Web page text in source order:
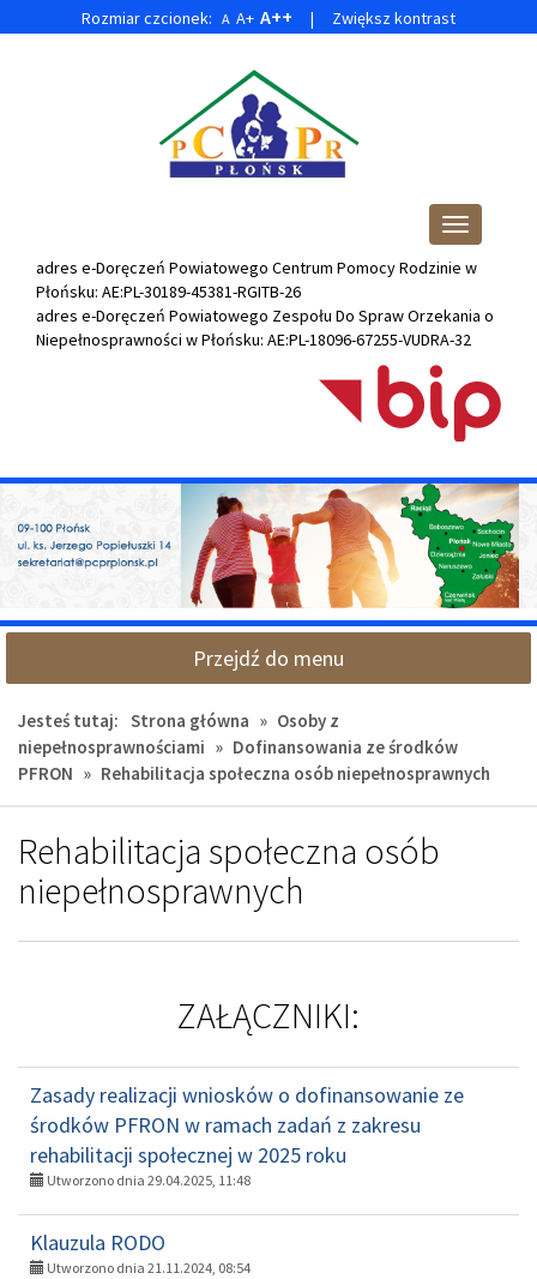
Rozmiar czcionek: A A+ A++ | Zwiększ kontrast
Przełącz
nawigację
adres e-Doręczeń Powiatowego Centrum Pomocy Rodzinie w
Płońsku: AE:PL-30189-45381-RGITB-26
adres e-Doręczeń Powiatowego Zespołu Do Spraw Orzekania o
Niepełnosprawności w Płońsku: AE:PL-18096-67255-VUDRA-32
Przejdź do menu
Jesteś tutaj: Strona główna » Osoby z
niepełnosprawnościami » Dofinansowania ze środków
PFRON » Rehabilitacja społeczna osób niepełnosprawnych
Rehabilitacja społeczna osób
niepełnosprawnych
ZAŁĄCZNIKI:
Zasady realizacji wniosków o dofinansowanie ze
środków PFRON w ramach zadań z zakresu
rehabilitacji społecznej w 2025 roku
Utworzono dnia 29.04.2025, 11:48
Klauzula RODO
Utworzono dnia 21.11.2024, 08:54